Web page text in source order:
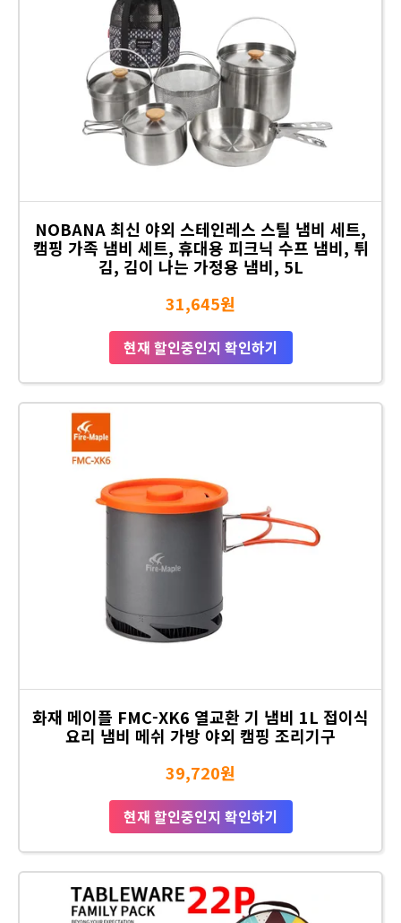
NOBANA 최신 야외 스테인레스 스틸 냄비 세트,
캠핑 가족 냄비 세트, 휴대용 피크닉 수프 냄비, 튀
김, 김이 나는 가정용 냄비, 5L
31,645원
현재 할인중인지 확인하기
화재 메이플 FMC-XK6 열교환 기 냄비 1L 접이식
요리 냄비 메쉬 가방 야외 캠핑 조리기구
39,720원
현재 할인중인지 확인하기